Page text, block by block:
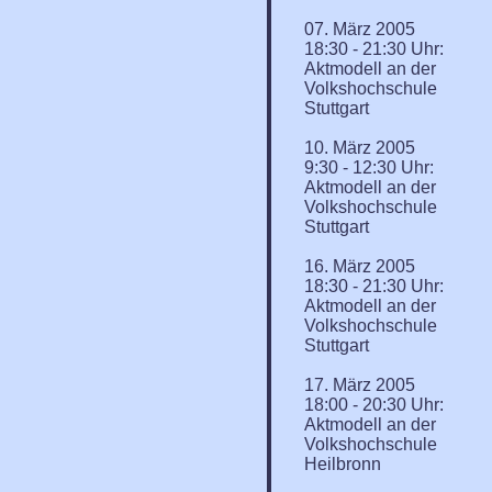
07. März 2005
18:30 - 21:30 Uhr:
Aktmodell an der
Volkshochschule
Stuttgart
10. März 2005
9:30 - 12:30 Uhr:
Aktmodell an der
Volkshochschule
Stuttgart
16. März 2005
18:30 - 21:30 Uhr:
Aktmodell an der
Volkshochschule
Stuttgart
17. März 2005
18:00 - 20:30 Uhr:
Aktmodell an der
Volkshochschule
Heilbronn